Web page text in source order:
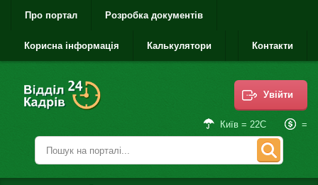
Про портал Розробка документів
Корисна інформація Калькулятори Контакти
Увійти
Київ = 22С =